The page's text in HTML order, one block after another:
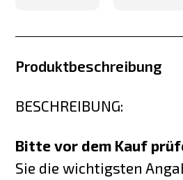
Produktbeschreibung
BESCHREIBUNG:
Bitte vor dem Kauf
Sie die wichtigsten